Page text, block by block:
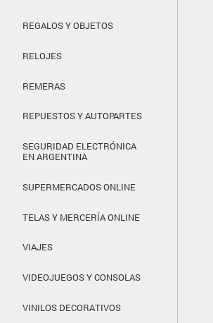
REGALOS Y OBJETOS
RELOJES
REMERAS
REPUESTOS Y AUTOPARTES
SEGURIDAD ELECTRÓNICA
EN ARGENTINA
SUPERMERCADOS ONLINE
TELAS Y MERCERÍA ONLINE
VIAJES
VIDEOJUEGOS Y CONSOLAS
VINILOS DECORATIVOS